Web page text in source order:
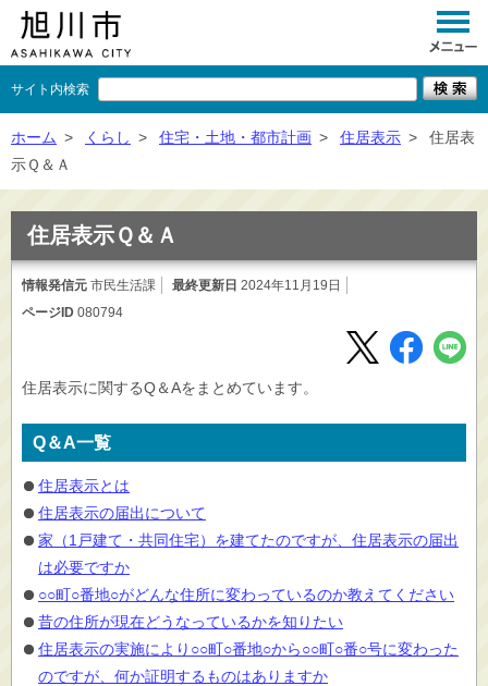
サイト内検索
くらし
事業者向け
×
ホーム > くらし > 住宅・土地・都市計画 > 住居表示 >
住居表
示Ｑ＆Ａ
住居表示Ｑ＆Ａ
情報発信元 市民生活課 最終更新日 2024年11月19日
ページID 080794
住居表示に関するQ＆Aをまとめています。
Q＆A一覧
住居表示とは
住居表示の届出について
家（1戸建て・共同住宅）を建てたのですが、住居表示の届出
は必要ですか
○○町○番地○がどんな住所に変わっているのか教えてください
昔の住所が現在どうなっているかを知りたい
住居表示の実施により○○町○番地○から○○町○番○号に変わった
のですが、何か証明するものはありますか